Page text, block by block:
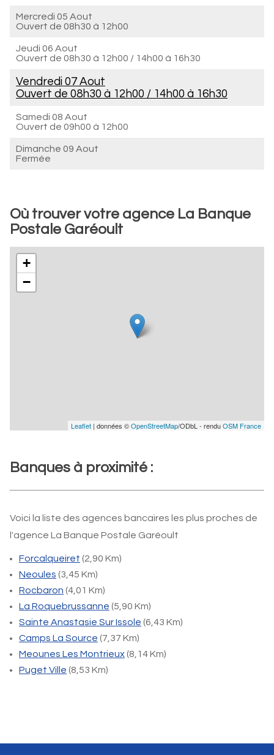
Mercredi 05 Aout
Ouvert de 08h30 à 12h00
Jeudi 06 Aout
Ouvert de 08h30 à 12h00 / 14h00 à 16h30
Vendredi 07 Aout
Ouvert de 08h30 à 12h00 / 14h00 à 16h30
Samedi 08 Aout
Ouvert de 09h00 à 12h00
Dimanche 09 Aout
Fermée
Où trouver votre agence La Banque
Postale Garéoult
+
−
Leaflet | données ©OpenStreetMap/ODbL - renduOSM France
Banques à proximité :
Voici la liste des agences bancaires les plus proches de
l'agence La Banque Postale Garéoult
Forcalqueiret (2,90 Km)
Neoules (3,45 Km)
Rocbaron (4,01 Km)
La Roquebrussanne (5,90 Km)
Sainte Anastasie Sur Issole (6,43 Km)
Camps La Source (7,37 Km)
Meounes Les Montrieux(8,14 Km)
Puget Ville (8,53 Km)